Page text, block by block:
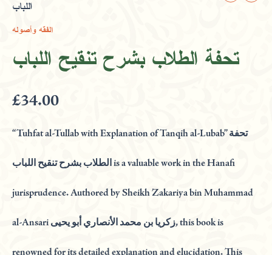
اللباب
الفقه وأصوله
تحفة الطلاب بشرح تنقيح اللباب
£34.00
“Tuhfat al-Tullab with Explanation of Tanqih al-Lubab” تحفة
الطلاب بشرح تنقيح اللباب is a valuable work in the Hanafi
jurisprudence. Authored by Sheikh Zakariya bin Muhammad
al-Ansari زكريا بن محمد الأنصاري أبو يحيى, this book is
renowned for its detailed explanation and elucidation. This
الطلاب
تنقيح
اللباب
quantity